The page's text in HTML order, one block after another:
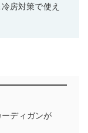
房対策で使え
ディガンが